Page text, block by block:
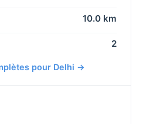
10.0 km
2
pour Delhi →